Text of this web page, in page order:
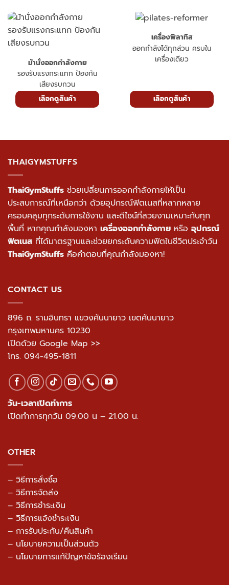
ม้านั่งออกกำลังกาย
รองรับแรงกระแทก ป้องกัน
เสียงรบกวน
เครื่องพิลาทิส
THAIGYMSTUFFS
ThaiGymStuffsช่วยเปลี่ยนการออกกำลังกายให้เป็น
ประสบการณ์ที่เหนือกว่า ด้วยอุปกรณ์ฟิตเนสที่หลากหลาย
ครอบคลุมทุกระดับการใช้งาน และดีไซน์ที่สวยงามเหมาะกับทุก
พื้นที่ หากคุณกำลังมองหาเครื่องออกกำลังกาย
CONTACT US
896 ถ. รามอินทรา แขวงคันนายาว เขตคันนายาว
กรุงเทพมหานคร 10230
โทร.094-495-1811
OTHER
– วิธีการสั่งซื้อ
– วิธีการจัดส่ง
– วิธีการชำระเงิน
– วิธีการแจ้งชำระเงิน
– การรับประกัน/คืนสินค้า